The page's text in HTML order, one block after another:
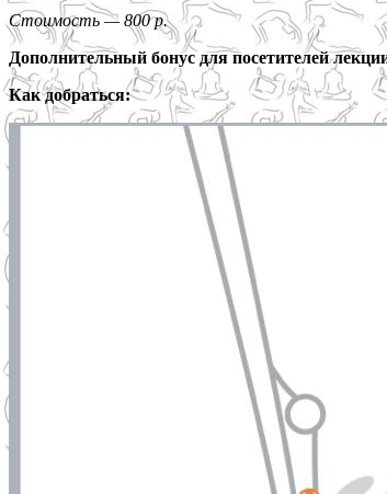
Стоимость — 800 р.
Дополнительный бонус для посетителей
Как добраться: